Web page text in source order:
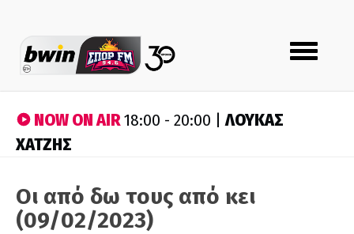
Toggle
navigation
NOW ON AIR18:00 - 20:00 |ΛΟΥΚΑΣ
ΧΑΤΖΗΣ
Οι από δω τους από κει
(09/02/2023)